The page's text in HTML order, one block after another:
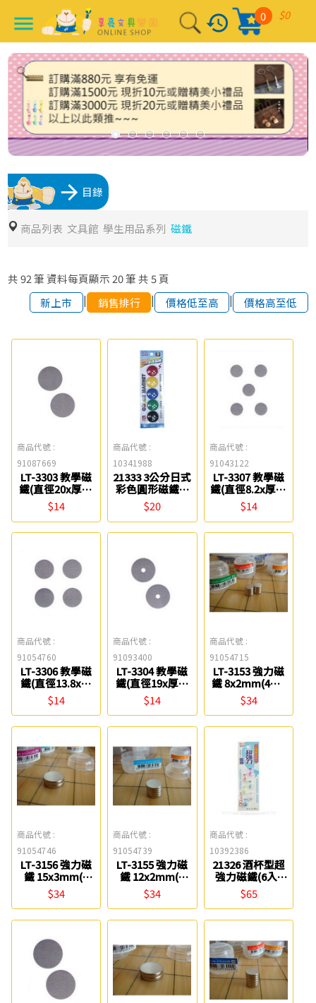
menu history $0
0
arrow_forward 目錄
商品列表 文具館 學生用品系列 磁鐵
共 92筆 資料每頁顯示 20筆 共 5頁
新上市
| 銷售排行 | 價格低至高 | 價格高至低
商品代號 :
91087669
LT-3303 教學磁
鐵(直徑20x厚度
5mmx2個) 雷鳥
$14
商品代號 :
10341988
21333 3公分日式
彩色圓形磁鐵(5
入) Success
$20
商品代號 :
91043122
LT-3307 教學磁
鐵(直徑8.2x厚度
2.5mmx5個) 雷
鳥
$14
商品代號 :
91054760
LT-3306 教學磁
鐵(直徑13.8x厚
度3mmx4個) 雷
鳥
$14
商品代號 :
91093400
LT-3304 教學磁
鐵(直徑19x厚度
4.5mmx2個) 雷
鳥
$14
商品代號 :
91054715
LT-3153 強力磁
鐵 8x2mm(4入)
雷鳥
$34
商品代號 :
91054746
LT-3156 強力磁
鐵 15x3mm(1
入) 雷鳥
$34
商品代號 :
91054739
LT-3155 強力磁
鐵 12x2mm(2
入) 雷鳥
$34
商品代號 :
10392386
21326 酒杯型超
強力磁鐵(6入)
Success
$65